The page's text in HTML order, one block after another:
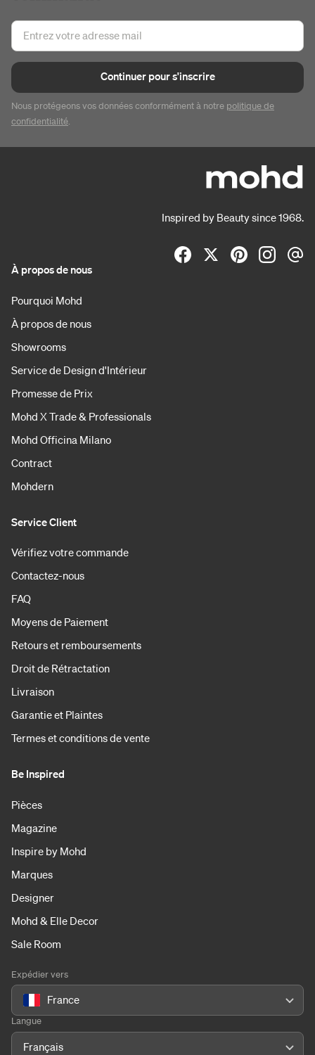
Continuer pour s'inscrire
Nous protégeons vos données conformément à notre politique de
confidentialité.
Inspired by Beauty since 1968.
À propos de nous
Pourquoi Mohd
À propos de nous
Showrooms
Service de Design d'Intérieur
Promesse de Prix
Mohd X Trade & Professionals
Mohd Officina Milano
Contract
Mohdern
Service Client
Vérifiez votre commande
Contactez-nous
FAQ
Moyens de Paiement
Retours et remboursements
Droit de Rétractation
Livraison
Garantie et Plaintes
Termes et conditions de vente
Be Inspired
Pièces
Magazine
Inspire by Mohd
Marques
Designer
Mohd & Elle Decor
Sale Room
Expédier vers
France
Langue
Français